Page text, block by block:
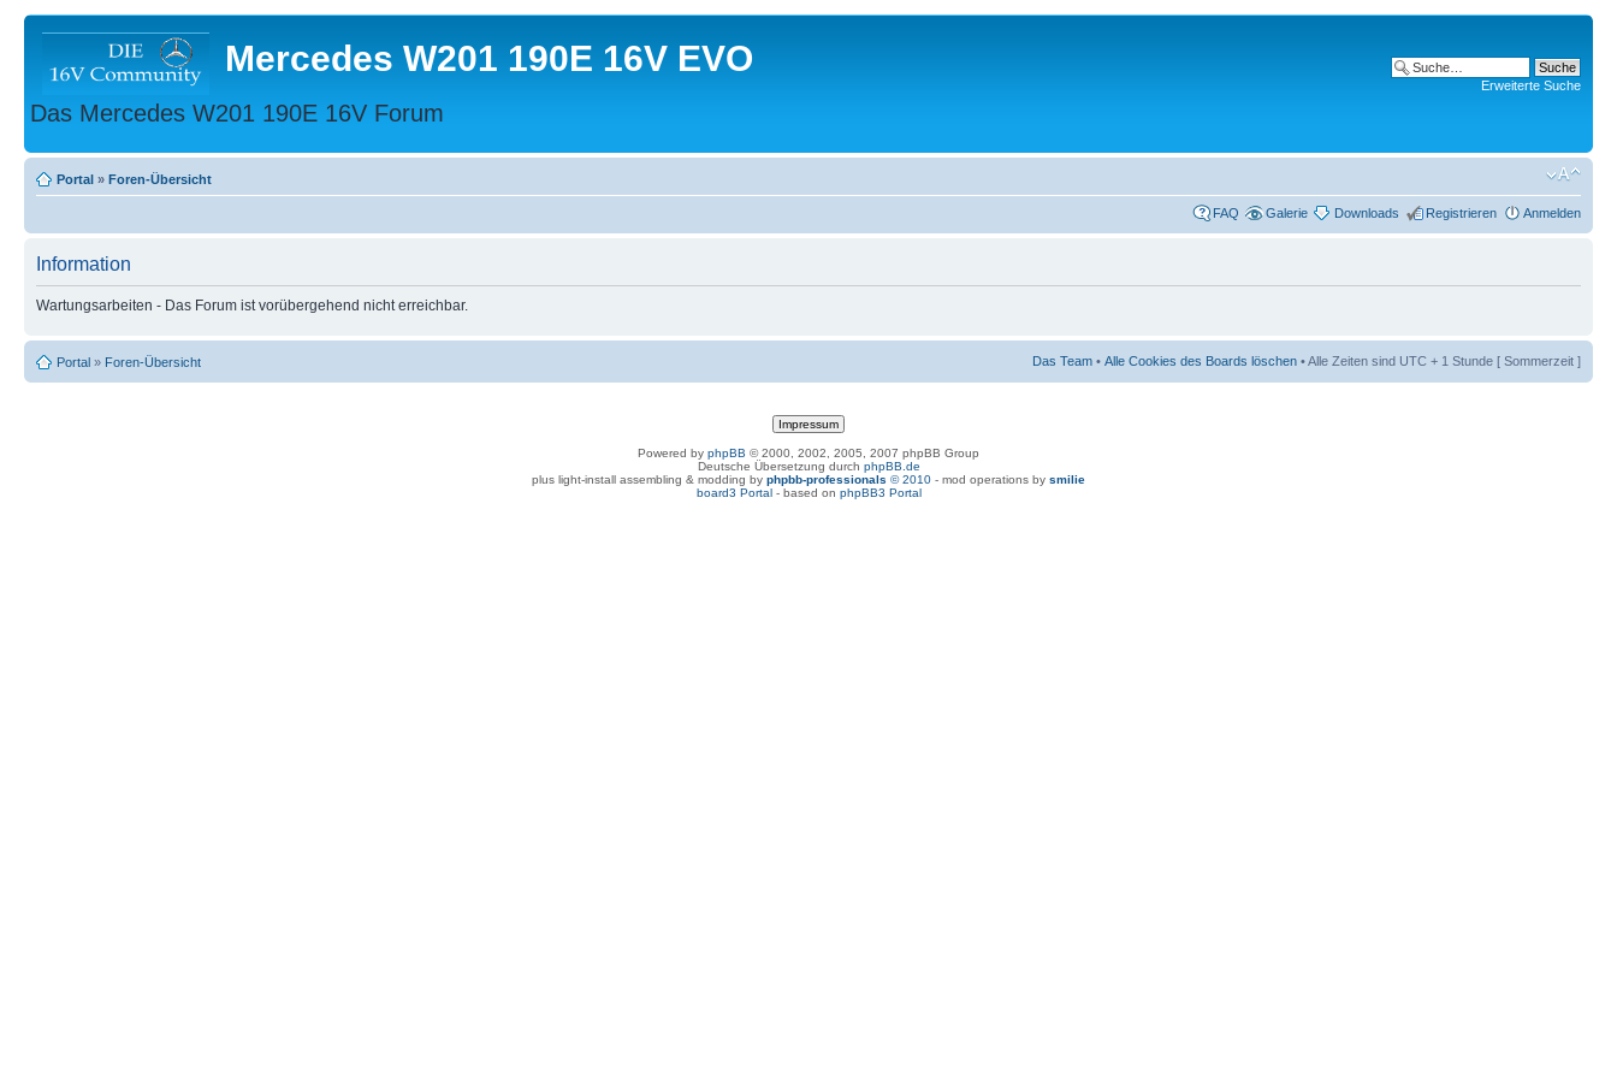
Mercedes W201 190E 16V EVO
Das Mercedes W201 190E 16V Forum
Erweiterte Suche
Portal » Foren-Übersicht
FAQ Galerie Downloads Registrieren Anmelden
Information
Wartungsarbeiten - Das Forum ist vorübergehend nicht erreichbar.
Portal » Foren-Übersicht Das Team • Alle Cookies des Boards löschen • Alle Zeiten sind UTC + 1 Stunde [ Sommerzeit ]
Powered by phpBB © 2000, 2002, 2005, 2007 phpBB Group
Deutsche Übersetzung durch phpBB.de
plus light-install assembling & modding by phpbb-professionals © 2010 - mod operations by smilie
board3 Portal- based on phpBB3 Portal